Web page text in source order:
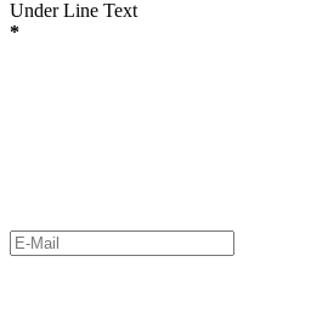
Under Line Text
*